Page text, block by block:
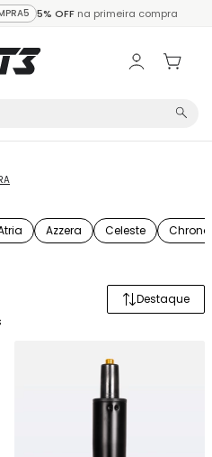
5% OFFna primeira compra
Azzera Celeste Chrono
Ordenar
Destaque